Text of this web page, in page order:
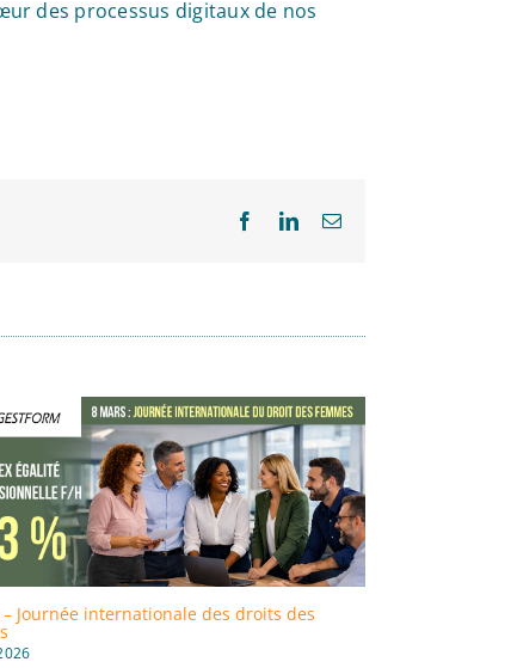
des processus digitaux de nos
FacebookLinkedInEmail
Journée internationale des droits des